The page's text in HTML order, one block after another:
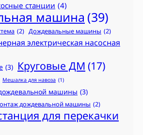
станции (4)
машина (39)
(2) Дождевальные машины (2)
электрическая насосная
(3) Круговые ДМ (17)
Мешалка для навоза (1)
машины (3)
дождевальной машины (2)
для перекачки